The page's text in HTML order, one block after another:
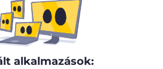
alkalmazások: